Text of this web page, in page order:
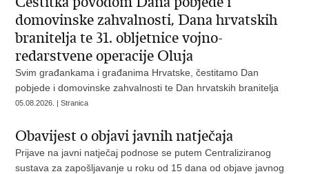
domovinske zahvalnosti, Dana hrvatskih
branitelja te 31. obljetnice vojno-
redarstvene operacije Oluja
Svim građankama i građanima Hrvatske, čestitamo Dan
pobjede i domovinske zahvalnosti te Dan hrvatskih branitelja
05.08.2026. | Stranica
Obavijest o objavi javnih natječaja
Prijave na javni natječaj podnose se putem Centraliziranog
sustava za zapošljavanje u roku od 15 dana od objave javnog